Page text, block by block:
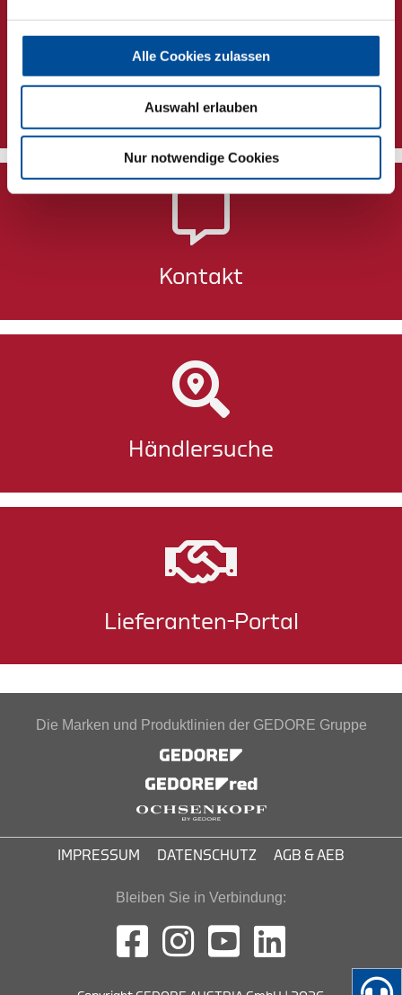
Alle Cookies zulassen
Auswahl erlauben
Nur notwendige Cookies
Newsletter
Kontakt
Händlersuche
Lieferanten-Portal
Die Marken und Produktlinien der GEDORE Gruppe
IMPRESSUM DATENSCHUTZ AGB & AEB
Bleiben Sie in Verbindung: